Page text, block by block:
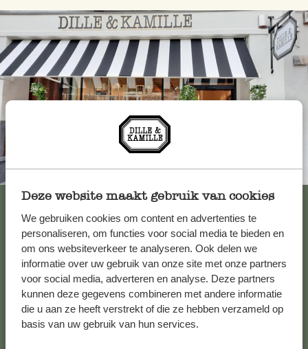
Deze website maakt gebruik van cookies
We gebruiken cookies om content en advertenties te
personaliseren, om functies voor social media te bieden en
om ons websiteverkeer te analyseren. Ook delen we
informatie over uw gebruik van onze site met onze partners
voor social media, adverteren en analyse. Deze partners
kunnen deze gegevens combineren met andere informatie
die u aan ze heeft verstrekt of die ze hebben verzameld op
basis van uw gebruik van hun services.
Immer in der Nähe
Alle 62 Geschäfte anzeigen
Kundenservice/Hilfe
Falls Sie Fragen haben oder Tipps und Hilfe brauchen, wenden
Sie sich bitte an unseren Kundenservice. Oder lesen Sie hier
die Antworten aufhäufig gestellte Fragen